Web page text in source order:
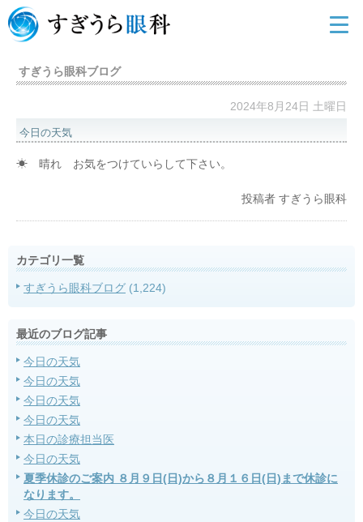
すぎうら眼科ブログ
2024年8月24日 土曜日
今日の天気
☀ 晴れ お気をつけていらして下さい。
投稿者 すぎうら眼科
カテゴリ一覧
すぎうら眼科ブログ (1,224)
最近のブログ記事
今日の天気
今日の天気
今日の天気
今日の天気
本日の診療担当医
今日の天気
夏季休診のご案内 ８月９日(日)から８月１６日(日)まで休診に
なります。
今日の天気